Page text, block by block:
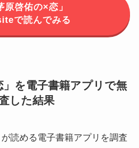
原啓佑の×恋」
で読んでみる
」を電子書籍アプリで無
した結果
が読める電子書籍アプリを調査